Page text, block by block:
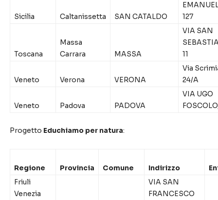
Sicilia Caltanissetta SAN CATALDO
127
Toscana
Massa
Carrara
MASSA
VIA SAN
11
Veneto Verona VERONA
Via
24/A
Veneto Padova PADOVA
VIA UGO
Progetto Educhiamo per natura:
Regione Provincia Comune Indirizzo
Friuli
Venezia
VIA SAN
FRANCESCO